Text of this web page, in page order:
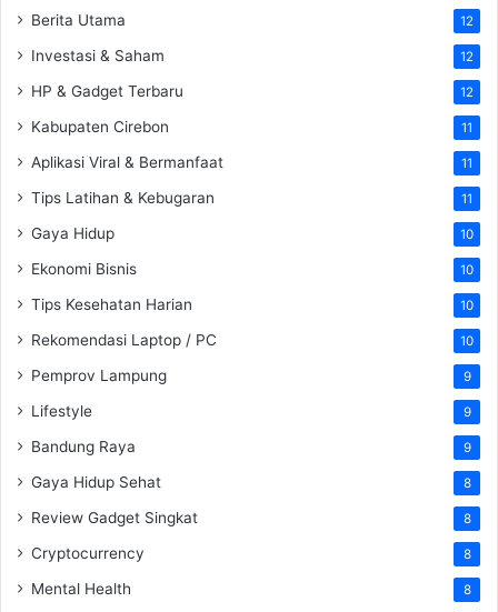
Berita Utama 12
Investasi & Saham 12
HP & Gadget Terbaru 12
Kabupaten Cirebon 11
Aplikasi Viral & Bermanfaat 11
Tips Latihan & Kebugaran 11
Gaya Hidup 10
Ekonomi Bisnis 10
Tips Kesehatan Harian 10
Rekomendasi Laptop / PC 10
Pemprov Lampung 9
Lifestyle 9
Bandung Raya 9
Gaya Hidup Sehat 8
Review Gadget Singkat 8
Cryptocurrency 8
Mental Health 8